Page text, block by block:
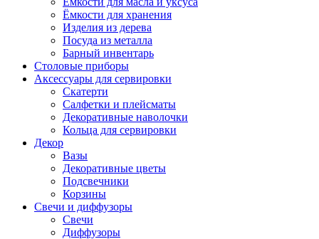
Ёмкости для хранения
Изделия из дерева
Посуда из металла
Барный инвентарь
Столовые приборы
Аксессуары для сервировки
Скатерти
Cалфетки и плейсматы
Декоративные наволочки
Кольца для сервировки
Декор
Вазы
Декоративные цветы
Подсвечники
Корзины
Свечи и диффузоры
Свечи
Диффузоры